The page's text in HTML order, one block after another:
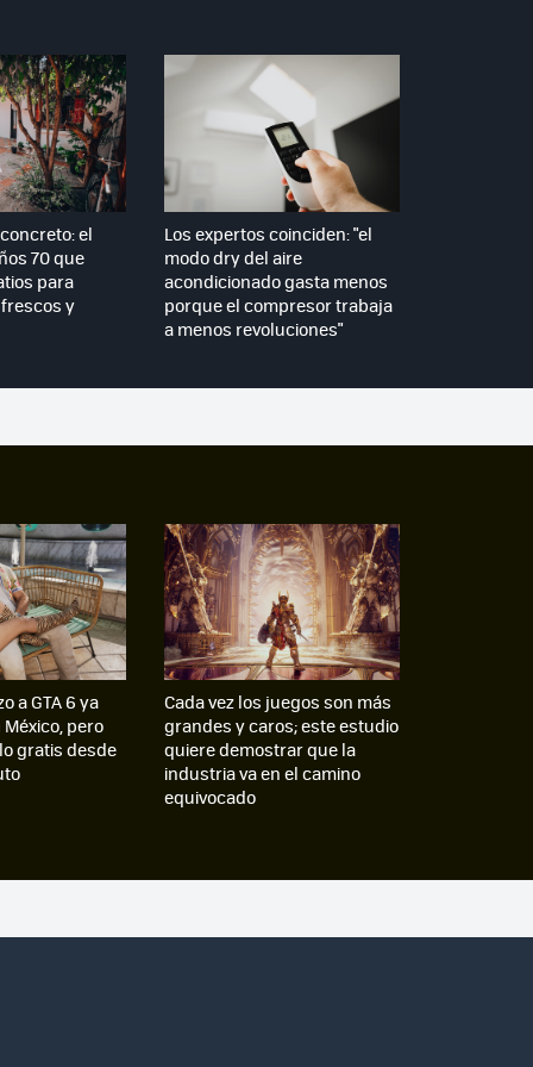
el
70 que
para
y
Los expertos coinciden: "el
modo dry del aire
acondicionado gasta menos
porque el compresor trabaja
a menos revoluciones"
a GTA 6 ya
pero
gratis desde
Cada vez los juegos son más
grandes y caros; este estudio
quiere demostrar que la
industria va en el camino
equivocado